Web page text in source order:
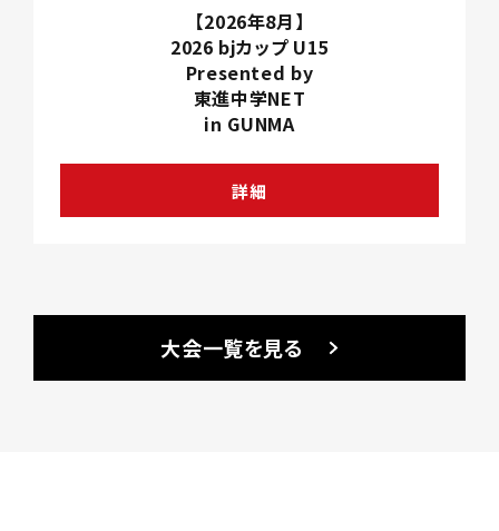
【2026年8月】
2026 bjカップ U15
Presented by
東進中学NET
in GUNMA
詳細
大会一覧を見る